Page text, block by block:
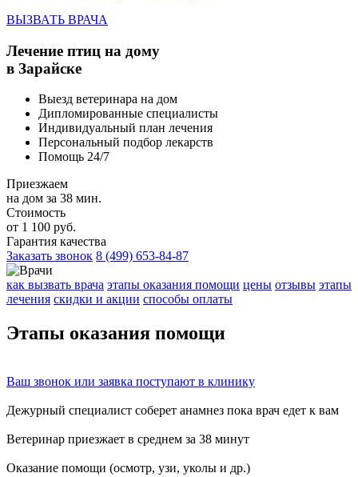
ВЫЗВАТЬ ВРАЧА
Лечение птиц на дому
в Зарайске
Выезд ветеринара на дом
Дипломированные специалисты
Индивидуальный план лечения
Персональный подбор лекарств
Помощь 24/7
Приезжаем
на дом за 38 мин.
Стоимость
от 1 100 руб.
Гарантия качества
Заказать звонок 8 (499) 653-84-87
как вызвать врача этапы оказания помощи цены отзывы этапы
лечения скидки и акции способы оплаты
Этапы оказания помощи
Ваш звонок или заявка поступают в клинику
Дежурный специалист соберет анамнез пока врач едет к вам
Ветеринар приезжает в среднем за 38 минут
Оказание помощи (осмотр, узи, уколы и др.)